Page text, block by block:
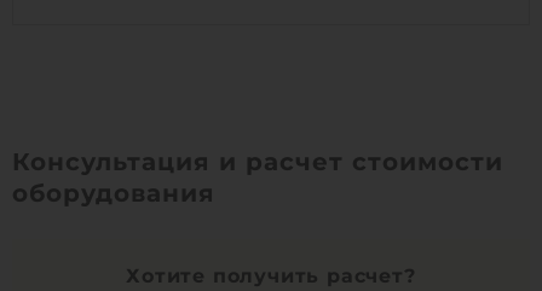
1 КУПИТЬ
Консультация и расчет стоимости
оборудования
Хотите получить расчет?